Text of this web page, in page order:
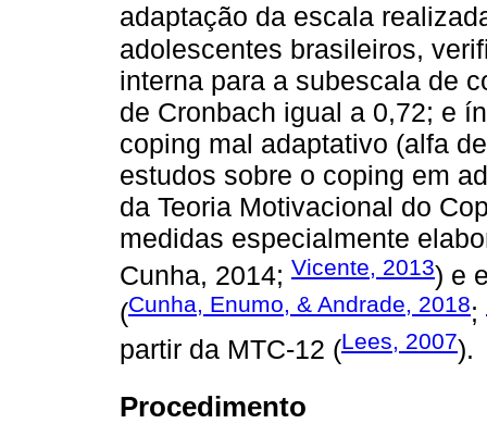
adaptação da escala
adolescentes brasileiros,
interna para a subescala de
de Cronbach igual a 0,72; e
coping mal adaptativo (alfa
estudos sobre o coping em
da Teoria Motivacional do
medidas especialmente
Cunha, 2014; Vicente, 2013) e
(Cunha, Enumo, & Andrade, 2018;
partir da MTC-12 (Lees, 2007).
Procedimento